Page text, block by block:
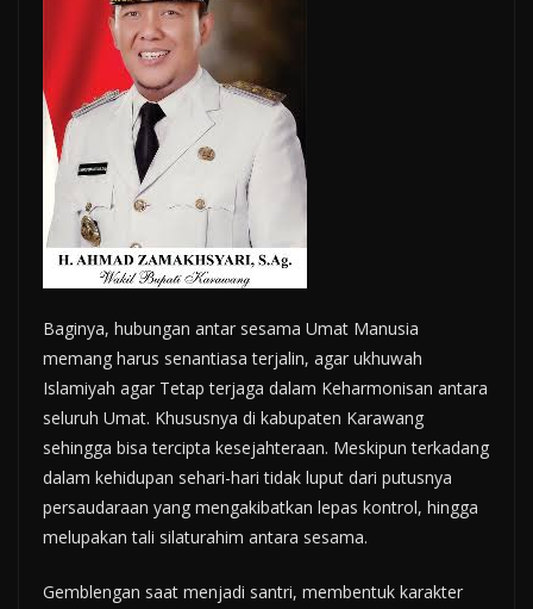
Baginya, hubungan antar sesama Umat Manusia
memang harus senantiasa terjalin, agar ukhuwah
Islamiyah agar Tetap terjaga dalam Keharmonisan antara
seluruh Umat. Khususnya di kabupaten Karawang
sehingga bisa tercipta kesejahteraan. Meskipun terkadang
dalam kehidupan sehari-hari tidak luput dari putusnya
persaudaraan yang mengakibatkan lepas kontrol, hingga
melupakan tali silaturahim antara sesama.
Gemblengan saat menjadi santri, membentuk karakter